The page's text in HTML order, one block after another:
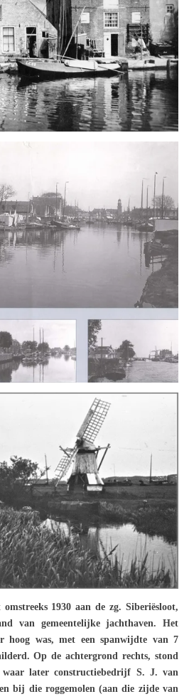
1930 aan de zg. Siberiësloot,
van gemeentelijke jachthaven. Het
hoog was, met een spanwijdte van 7
Op de achtergrond rechts, stond
waar later constructiebedrijf S. J. van
bij die roggemolen (aan die zijde van